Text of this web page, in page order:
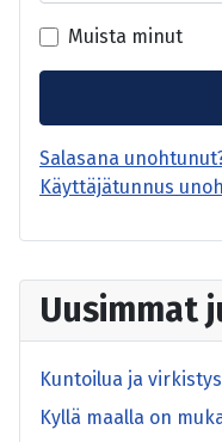
Uusimmat
Kuntoilua ja
Kyllä maalla on
Muista minut
Salasana
Käyttäjätunnus